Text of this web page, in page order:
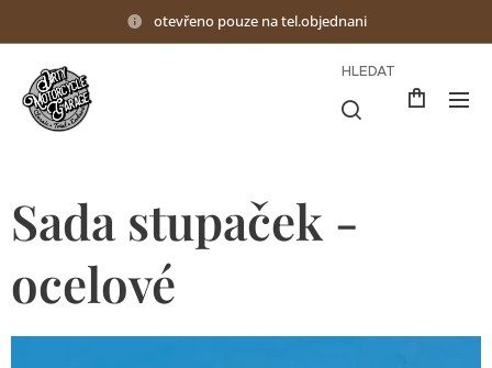
otevřeno pouze na tel.objednani
HLEDAT
Sada stupaček -
ocelové